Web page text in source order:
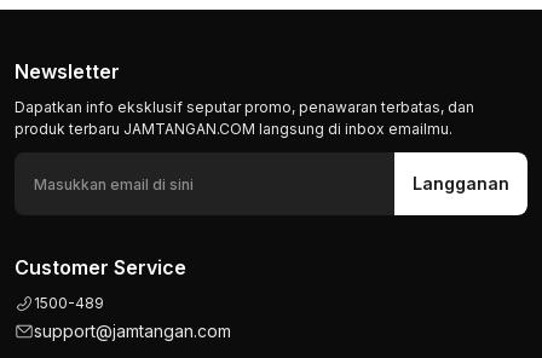
Newsletter
Dapatkan info eksklusif seputar promo, penawaran terbatas, dan
produk terbaru JAMTANGAN.COM langsung di inbox emailmu.
Langganan
Customer Service
1500-489
support@jamtangan.com